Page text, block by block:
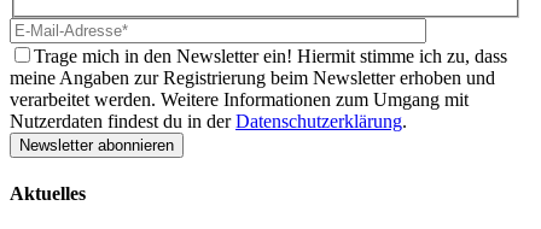
Hidden
fields
Trage mich in den Newsletter ein! Hiermit stimme ich zu, dass
meine Angaben zur Registrierung beim Newsletter erhoben und
verarbeitet werden. Weitere Informationen zum Umgang mit
Nutzerdaten findest du in derDatenschutzerklärung.
Aktuelles